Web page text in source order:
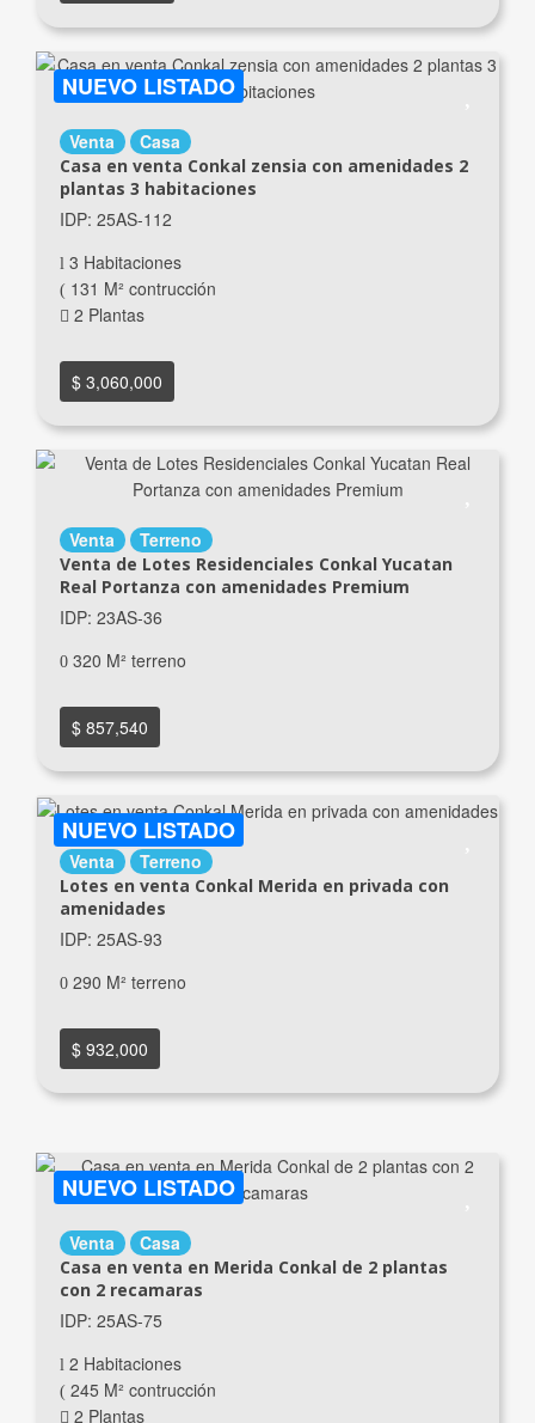
NUEVO LISTADO
Venta Casa
Casa en venta Conkal zensia con amenidades 2
plantas 3 habitaciones
IDP: 25AS-112
3 Habitaciones
131 M² contrucción
2 Plantas
$ 3,060,000
Venta Terreno
Venta de Lotes Residenciales Conkal Yucatan
Real Portanza con amenidades Premium
IDP: 23AS-36
320 M² terreno
$ 857,540
NUEVO LISTADO
Venta Terreno
Lotes en venta Conkal Merida en privada con
amenidades
IDP: 25AS-93
290 M² terreno
$ 932,000
NUEVO LISTADO
Venta Casa
Casa en venta en Merida Conkal de 2 plantas
con 2 recamaras
IDP: 25AS-75
2 Habitaciones
245 M² contrucción
2 Plantas